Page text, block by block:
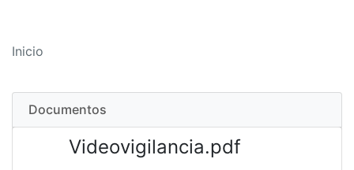
Inicio
Documentos
Videovigilancia.pdf